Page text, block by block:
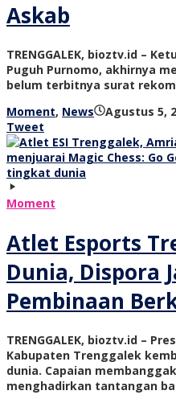
Askab
TRENGGALEK, bioztv.id –
Puguh Purnomo, akhirnya
belum terbitnya surat
Moment, News Agustus 5,
Tweet
Moment
Atlet Esports
Dunia, Dispora
Pembinaan
TRENGGALEK, bioztv.id –
Kabupaten Trenggalek
dunia. Capaian
menghadirkan tantangan